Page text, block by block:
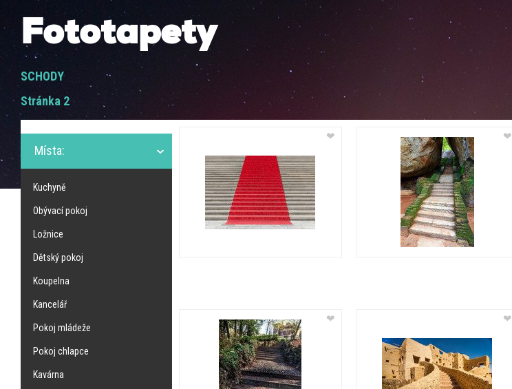
Fototapety
SCHODY
Stránka 2
Místa:
Kuchyně
Obývací pokoj
Ložnice
Dětský pokoj
Koupelna
Kancelář
Pokoj mládeže
Pokoj chlapce
Kavárna
❤ ❤
❤ ❤